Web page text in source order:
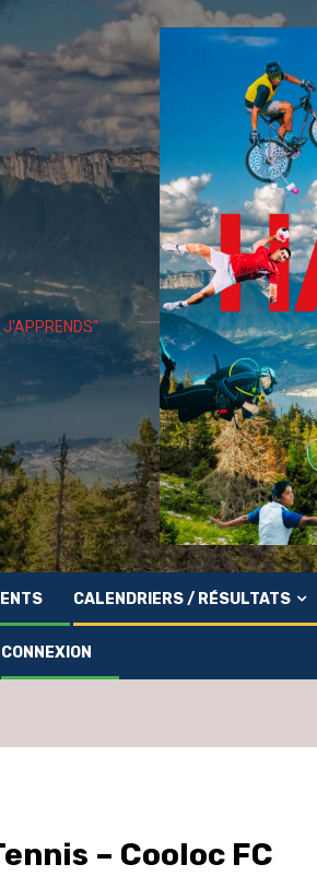
J'APPRENDS"
CALENDRIERS / RÉSULTATS
CONNEXION
– Cooloc FC